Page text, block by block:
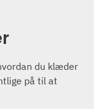
du klæder
på til at